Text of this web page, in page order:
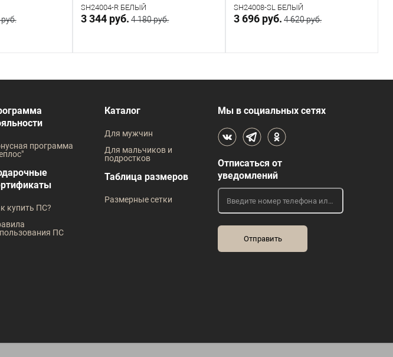
SH24004-R БЕЛЫЙ
3 344 руб. 4 180 руб.
В корзину
В наличии
43 44
SH24008-SL БЕЛЫЙ
3 696 руб. 4 620 руб.
В корзину
В наличии
Размер одежды
39 40
Рост
программа
купить ПС?
ПС
Каталог
Для мужчин
Для мальчиков и
подростков
Таблица размеров
Размерные сетки
Мы в социальных сетях
Отписаться от
уведомлений